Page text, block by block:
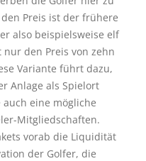
Preis ist der frühere
also beispielsweise elf
nur den Preis von zehn
Variante führt dazu,
Anlage als Spielort
eine mögliche
Mitgliedschaften.
vorab die Liquidität
der Golfer, die